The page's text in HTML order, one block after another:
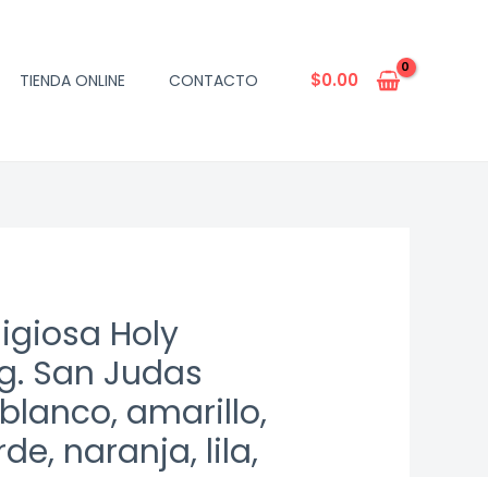
TIENDA ONLINE CONTACTO $0.00
Holy
San Judas
amarillo,
naranja, lila,